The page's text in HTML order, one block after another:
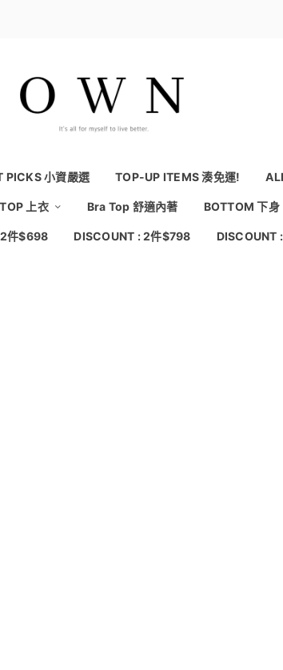
PICKS 小資嚴選 TOP-UP ITEMS 湊免運!
TOP 上衣 Bra Top 舒適內著 BOTTOM 下身
2件$698 DISCOUNT : 2件$798 DISCOUNT